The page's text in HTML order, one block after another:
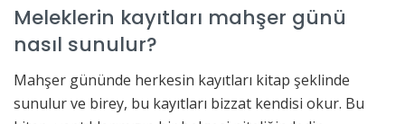
Meleklerin kayıtları mahşer günü
nasıl sunulur?
Mahşer gününde herkesin kayıtları kitap şeklinde
sunulur ve birey, bu kayıtları bizzat kendisi okur. Bu